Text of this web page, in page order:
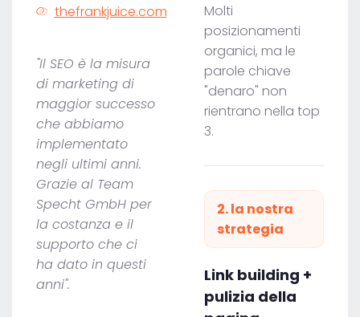
thefrankjuice.com
"Il SEO è la misura
di marketing di
maggior successo
che abbiamo
implementato
negli ultimi anni.
Grazie al Team
Specht GmbH per
la costanza e il
supporto che ci
ha dato in questi
anni".
Molti
posizionamenti
organici, ma le
parole chiave
"denaro" non
rientrano nella top
3.
2. la nostra
strategia
Link building +
pulizia della